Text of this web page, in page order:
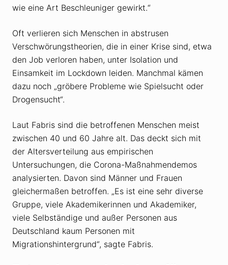
wie eine Art Beschleuniger gewirkt.“
Oft verlieren sich Menschen in abstrusen
Verschwörungstheorien, die in einer Krise sind, etwa
den Job verloren haben, unter Isolation und
Einsamkeit im Lockdown leiden. Manchmal kämen
dazu noch „gröbere Probleme wie Spielsucht oder
Drogensucht“.
Laut Fabris sind die betroffenen Menschen meist
zwischen 40 und 60 Jahre alt. Das deckt sich mit
der Altersverteilung aus empirischen
Untersuchungen, die Corona-Maßnahmendemos
analysierten. Davon sind Männer und Frauen
gleichermaßen betroffen. „Es ist eine sehr diverse
Gruppe, viele Akademikerinnen und Akademiker,
viele Selbständige und außer Personen aus
Deutschland kaum Personen mit
Migrationshintergrund“, sagte Fabris.